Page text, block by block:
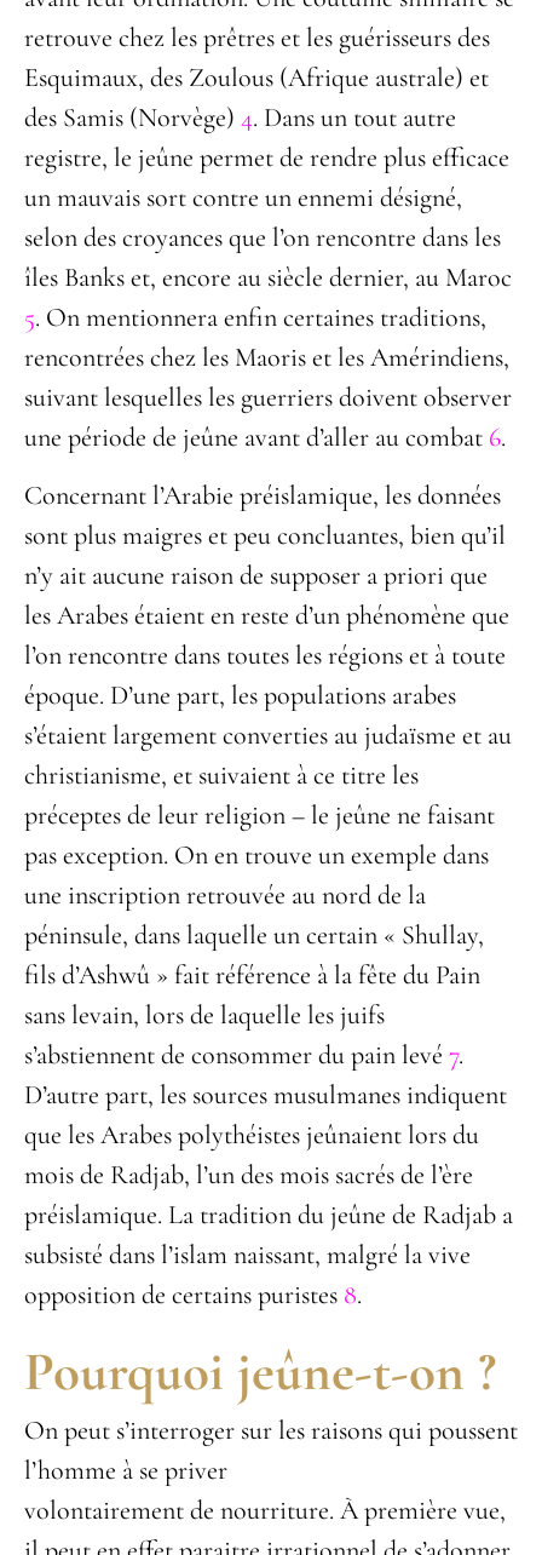
retrouve chez les prêtres et les guérisseurs des
Esquimaux, des Zoulous (Afrique australe) et
des Samis (Norvège) 4. Dans un tout autre
registre, le jeûne permet de rendre plus efficace
un mauvais sort contre un ennemi désigné,
selon des croyances que l’on rencontre dans les
îles Banks et, encore au siècle dernier, au Maroc
5. On mentionnera enfin certaines traditions,
rencontrées chez les Maoris et les Amérindiens,
suivant lesquelles les guerriers doivent observer
une période de jeûne avant d’aller au combat 6.
Concernant l’Arabie préislamique, les données
sont plus maigres et peu concluantes, bien qu’il
n’y ait aucune raison de supposer a priori que
les Arabes étaient en reste d’un phénomène que
l’on rencontre dans toutes les régions et à toute
époque. D’une part, les populations arabes
s’étaient largement converties au judaïsme et au
christianisme, et suivaient à ce titre les
préceptes de leur religion – le jeûne ne faisant
pas exception. On en trouve un exemple dans
une inscription retrouvée au nord de la
péninsule, dans laquelle un certain « Shullay,
fils d’Ashwû » fait référence à la fête du Pain
sans levain, lors de laquelle les juifs
s’abstiennent de consommer du pain levé 7.
D’autre part, les sources musulmanes indiquent
que les Arabes polythéistes jeûnaient lors du
mois de Radjab, l’un des mois sacrés de l’ère
préislamique. La tradition du jeûne de Radjab a
subsisté dans l’islam naissant, malgré la vive
opposition de certains puristes 8.
Pourquoi jeûne-t-on ?
On peut s’interroger sur les raisons qui poussent
l’homme à se priver
volontairement de nourriture. À première vue,